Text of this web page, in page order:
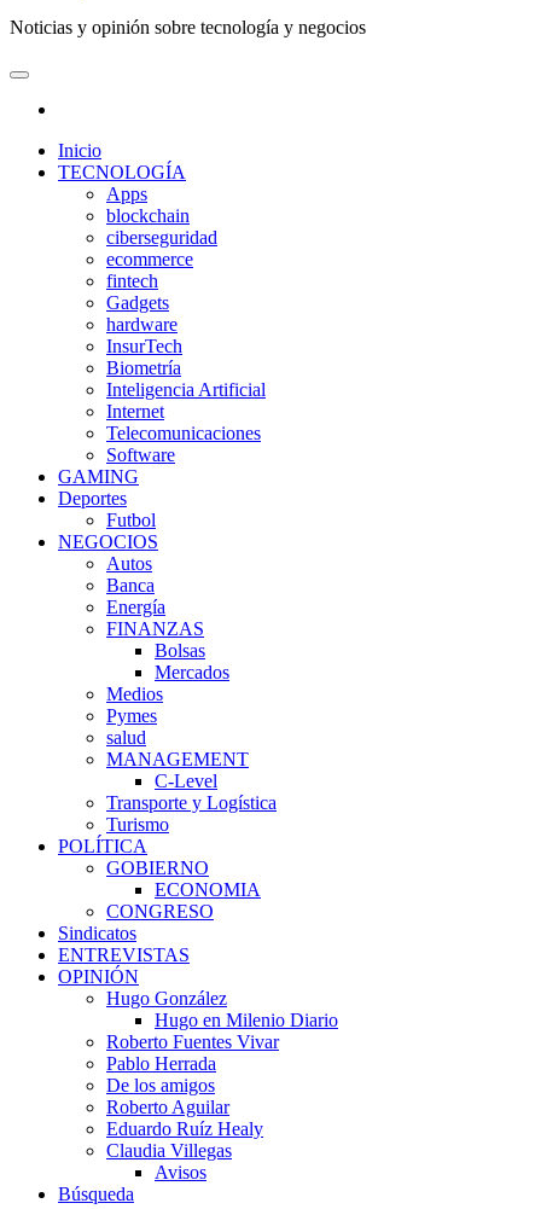
Noticias y opinión sobre tecnología y negocios
Inicio
TECNOLOGÍA
Apps
blockchain
ciberseguridad
ecommerce
fintech
Gadgets
hardware
InsurTech
Biometría
Inteligencia Artificial
Internet
Telecomunicaciones
Software
GAMING
Deportes
Futbol
NEGOCIOS
Autos
Banca
Energía
FINANZAS
Bolsas
Mercados
Medios
Pymes
salud
MANAGEMENT
C-Level
Transporte y Logística
Turismo
POLÍTICA
GOBIERNO
ECONOMIA
CONGRESO
Sindicatos
ENTREVISTAS
OPINIÓN
Hugo González
Hugo en Milenio Diario
Roberto Fuentes Vivar
Pablo Herrada
De los amigos
Roberto Aguilar
Eduardo Ruíz Healy
Claudia Villegas
Avisos
Búsqueda